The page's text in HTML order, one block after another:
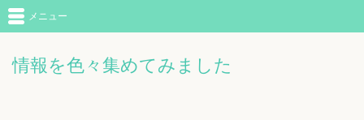
情報を色々集めてみました
メニュー